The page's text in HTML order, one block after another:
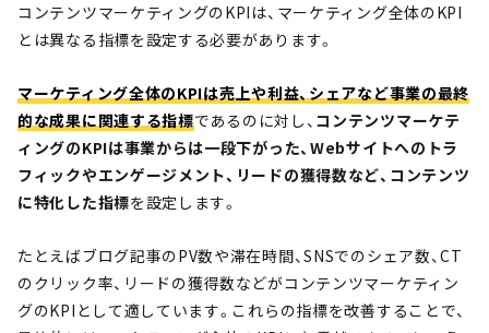
コンテンツマーケティングのKPIは、マーケティング全体のKPI
とは異なる指標を設定する必要があります。
マーケティング全体のKPIは売上や利益、シェアなど事業の最終
的な成果に関連する指標であるのに対し、 コンテンツマーケテ
ィングのKPIは事業からは一段下がった、Webサイトへのトラ
フィックやエンゲージメント、リードの獲得数など、コンテンツ
に特化した指標を設定します。
たとえばブログ記事のPV数や滞在時間、SNSでのシェア数、CT
のクリック率、リードの獲得数などがコンテンツマーケティン
グのKPIとして適しています。これらの指標を改善することで、